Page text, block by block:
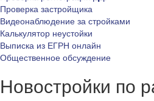
Проверка застройщика
Видеонаблюдение за стройками
Калькулятор неустойки
Выписка из ЕГРН онлайн
Общественное обсуждение
Новостройки по